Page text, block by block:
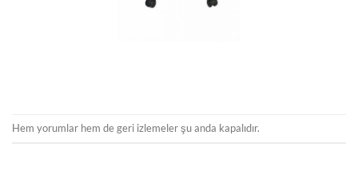
Hem yorumlar hem de geri izlemeler şu anda kapalıdır.